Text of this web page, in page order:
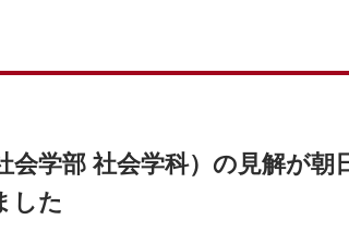
会学部 社会学科）の見解が朝
した